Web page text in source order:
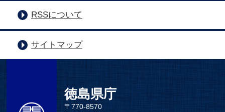
RSSについて
サイトマップ
徳島県庁
〒770-8570